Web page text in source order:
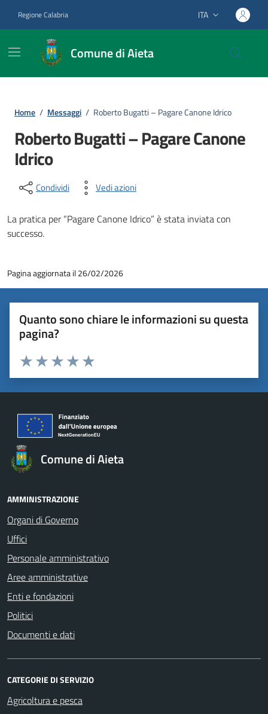
Regione Calabria Lingua attiva:
ITA
Comune di Aieta
Home / Messaggi / Roberto Bugatti – Pagare Canone Idrico
Roberto Bugatti – Pagare Canone
Idrico
Condividi Vedi azioni
La pratica per “Pagare Canone Idrico” è stata inviata con
successo.
Pagina aggiornata il 26/02/2026
Quanto sono chiare le informazioni su questa
pagina?
Valuta 5 stelle su 5
Valuta 4 stelle su 5
Valuta 3 stelle su 5
Valuta 2 stelle su 5
Valuta 1 stelle su 5
Comune di Aieta
AMMINISTRAZIONE
Organi di Governo
Uffici
Personale amministrativo
Aree amministrative
Enti e fondazioni
Politici
Documenti e dati
CATEGORIE DI SERVIZIO
Agricoltura e pesca